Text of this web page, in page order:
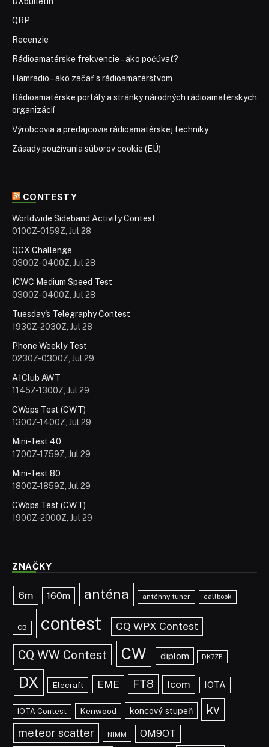
QRP
Recenzie
Rádioamatérske frekvencie – ako počúvať?
Hamradio – ako začať s rádioamatérstvom
Rádioamatérske portály a stránky národných rádioamatérskych
organizácií
Výrobcovia a predajcovia rádioamatérskej techniky
Zásady používania súborov cookie (EÚ)
CONTESTY
Worldwide Sideband Activity Contest
0100Z-0159Z, Jul 28
QCX Challenge
0300Z-0400Z, Jul 28
ICWC Medium Speed Test
0300Z-0400Z, Jul 28
Tuesday's Telegraphy Contest
1930Z-2030Z, Jul 28
Phone Weekly Test
0230Z-0300Z, Jul 29
A1Club AWT
1145Z-1300Z, Jul 29
CWops Test (CWT)
1300Z-1400Z, Jul 29
Mini-Test 40
1700Z-1759Z, Jul 29
Mini-Test 80
1800Z-1859Z, Jul 29
CWops Test (CWT)
1900Z-2000Z, Jul 29
ZNAČKY
6m 160m anténa anténny tuner callbook
CB contest CQ WPX Contest
CQ WW Contest CW diplom DK7ZB
DX Elecraft EME FT8 Icom IOTA
IOTA Contest Kenwood koncový stupeň kv
meteor scatter N1MM
OM9OT